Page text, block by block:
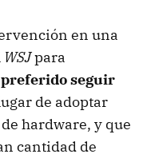
en una
WSJpara
seguir
de adoptar
hardware, y que
cantidad de